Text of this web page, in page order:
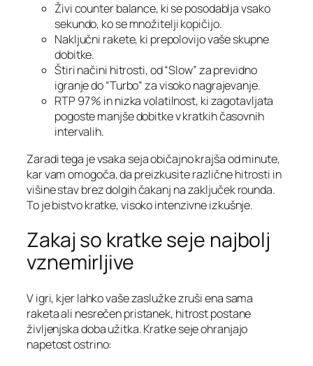
Živi counter balance, ki se posodablja vsako
sekundo, ko se množitelji kopičijo.
Naključni rakete, ki prepolovijo vaše skupne
dobitke.
Štiri načini hitrosti, od “Slow” za previdno
igranje do “Turbo” za visoko nagrajevanje.
RTP 97 % in nizka volatilnost, ki zagotavljata
pogoste manjše dobitke v kratkih časovnih
intervalih.
Zaradi tega je vsaka seja običajno krajša od minute,
kar vam omogoča, da preizkusite različne hitrosti in
višine stav brez dolgih čakanj na zaključek rounda.
To je bistvo kratke, visoko intenzivne izkušnje.
Zakaj so kratke seje najbolj
vznemirljive
V igri, kjer lahko vaše zaslužke zruši ena sama
raketa ali nesrečen pristanek, hitrost postane
življenjska doba užitka. Kratke seje ohranjajo
napetost ostrino: